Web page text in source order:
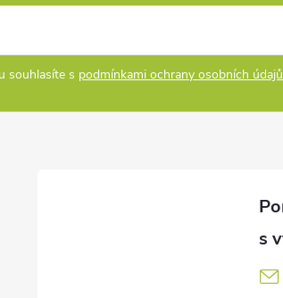
souhlasíte s podmínkami ochrany osobních údajů